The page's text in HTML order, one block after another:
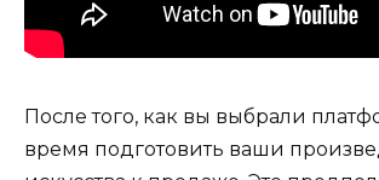
После того, как вы выбрали
время подготовить ваши